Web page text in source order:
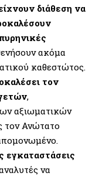
διάθεση να
ακόμα
καθεστώτος.
τον
,
αξιωματικών
τον Ανώτατο
εγκαταστάσεις
να